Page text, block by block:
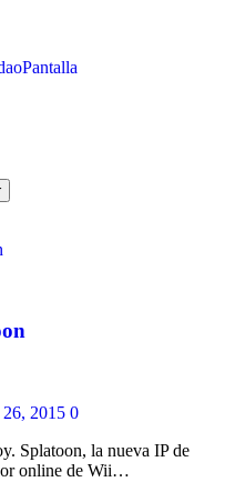
26, 2015 0
Splatoon, la nueva IP de
online de Wii…